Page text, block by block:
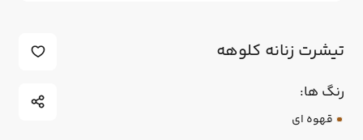
تیشرت زنانه کلوهه
رنگ ها:
قهوه ای